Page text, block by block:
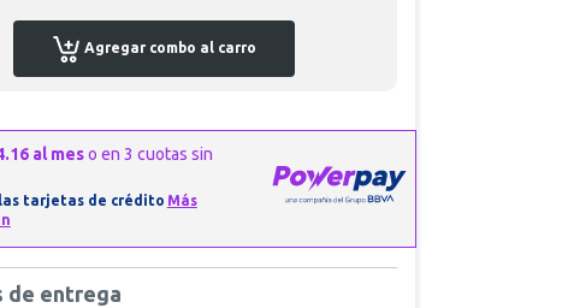
Agregar combo al carro
de entrega